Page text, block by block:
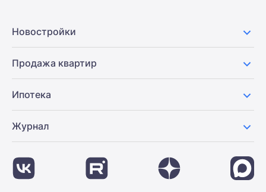
Новостройки
Продажа квартир
Ипотека
Журнал